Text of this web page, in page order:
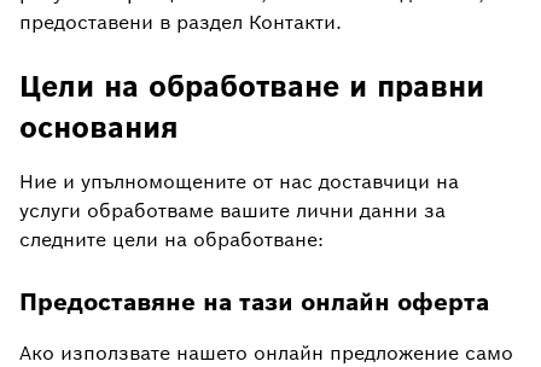
предоставени в раздел Контакти.
Цели на обработване и правни
основания
Ние и упълномощените от нас доставчици на
услуги обработваме вашите лични данни за
следните цели на обработване:
Предоставяне на тази онлайн оферта
Ако използвате нашето онлайн предложение само